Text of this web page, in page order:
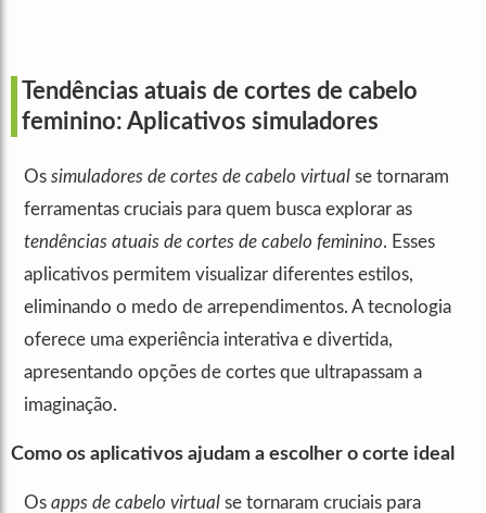
Tendências atuais de cortes de cabelo
feminino: Aplicativos simuladores
Os simuladores de cortes de cabelo virtual se tornaram
ferramentas cruciais para quem busca explorar as
tendências atuais de cortes de cabelo feminino. Esses
aplicativos permitem visualizar diferentes estilos,
eliminando o medo de arrependimentos. A tecnologia
oferece uma experiência interativa e divertida,
apresentando opções de cortes que ultrapassam a
imaginação.
Como os aplicativos ajudam a escolher o corte ideal
Os apps de cabelo virtual se tornaram cruciais para